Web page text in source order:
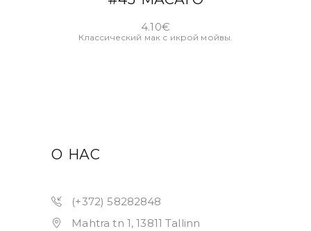
4.10€
Классический мак с икрой мойвы.
О НАС
(+372) 58282848
Mahtra tn 1, 13811 Tallinn